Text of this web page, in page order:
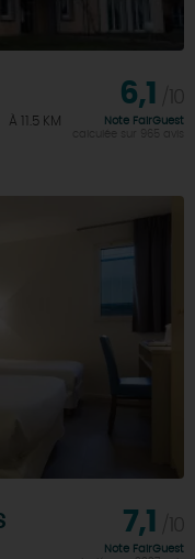
À 11.5 KM
6,1
Note FairGuest
7,1
Note FairGuest